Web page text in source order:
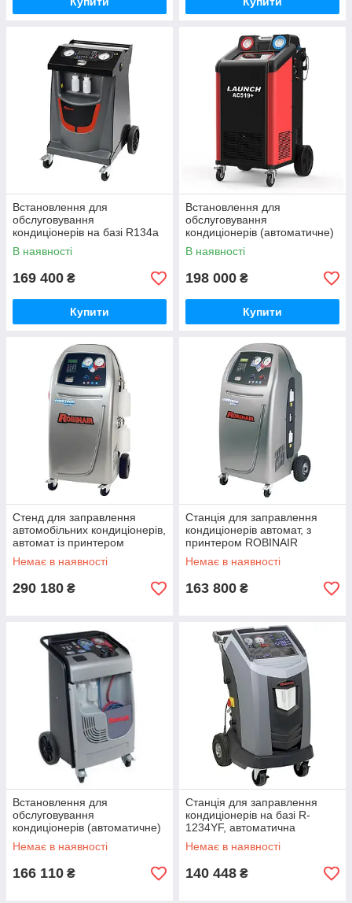
Встановлення для
обслуговування
кондиціонерів на базі R134a
(автоматичне) ROBINAIR
SP00000155
В наявності
169 400 ₴
Купити
Встановлення для
обслуговування
кондиціонерів (автоматичне)
R134a або R1234yf LAUNCH
AC519PLUS
В наявності
198 000 ₴
Купити
Стенд для заправлення
автомобільних кондиціонерів,
автомат із принтером
ROBINAIR AC790PRO
Немає в наявності
290 180 ₴
Станція для заправлення
кондиціонерів автомат, з
принтером ROBINAIR
AC690PRO
Немає в наявності
163 800 ₴
Встановлення для
обслуговування
кондиціонерів (автоматичне)
з принтером ROBINAIR
AC1234-3P
Немає в наявності
166 110 ₴
Станція для заправлення
кондиціонерів на базі R-
1234YF, автоматична
ROBINAIR AC1X34-3
Немає в наявності
140 448 ₴